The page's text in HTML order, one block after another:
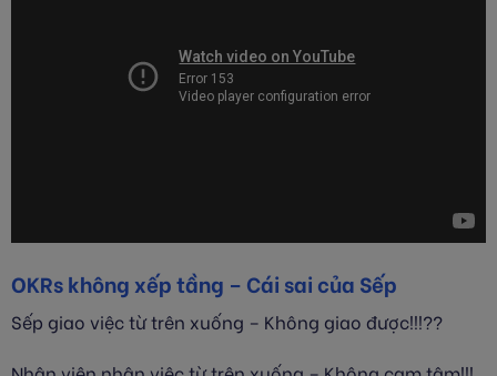
OKRs không xếp tầng – Cái sai của Sếp
Sếp giao việc từ trên xuống – Không giao được!!!??